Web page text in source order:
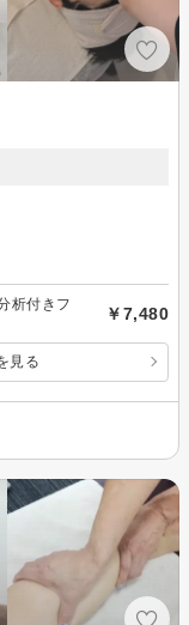
析付きフ
￥7,480
見る